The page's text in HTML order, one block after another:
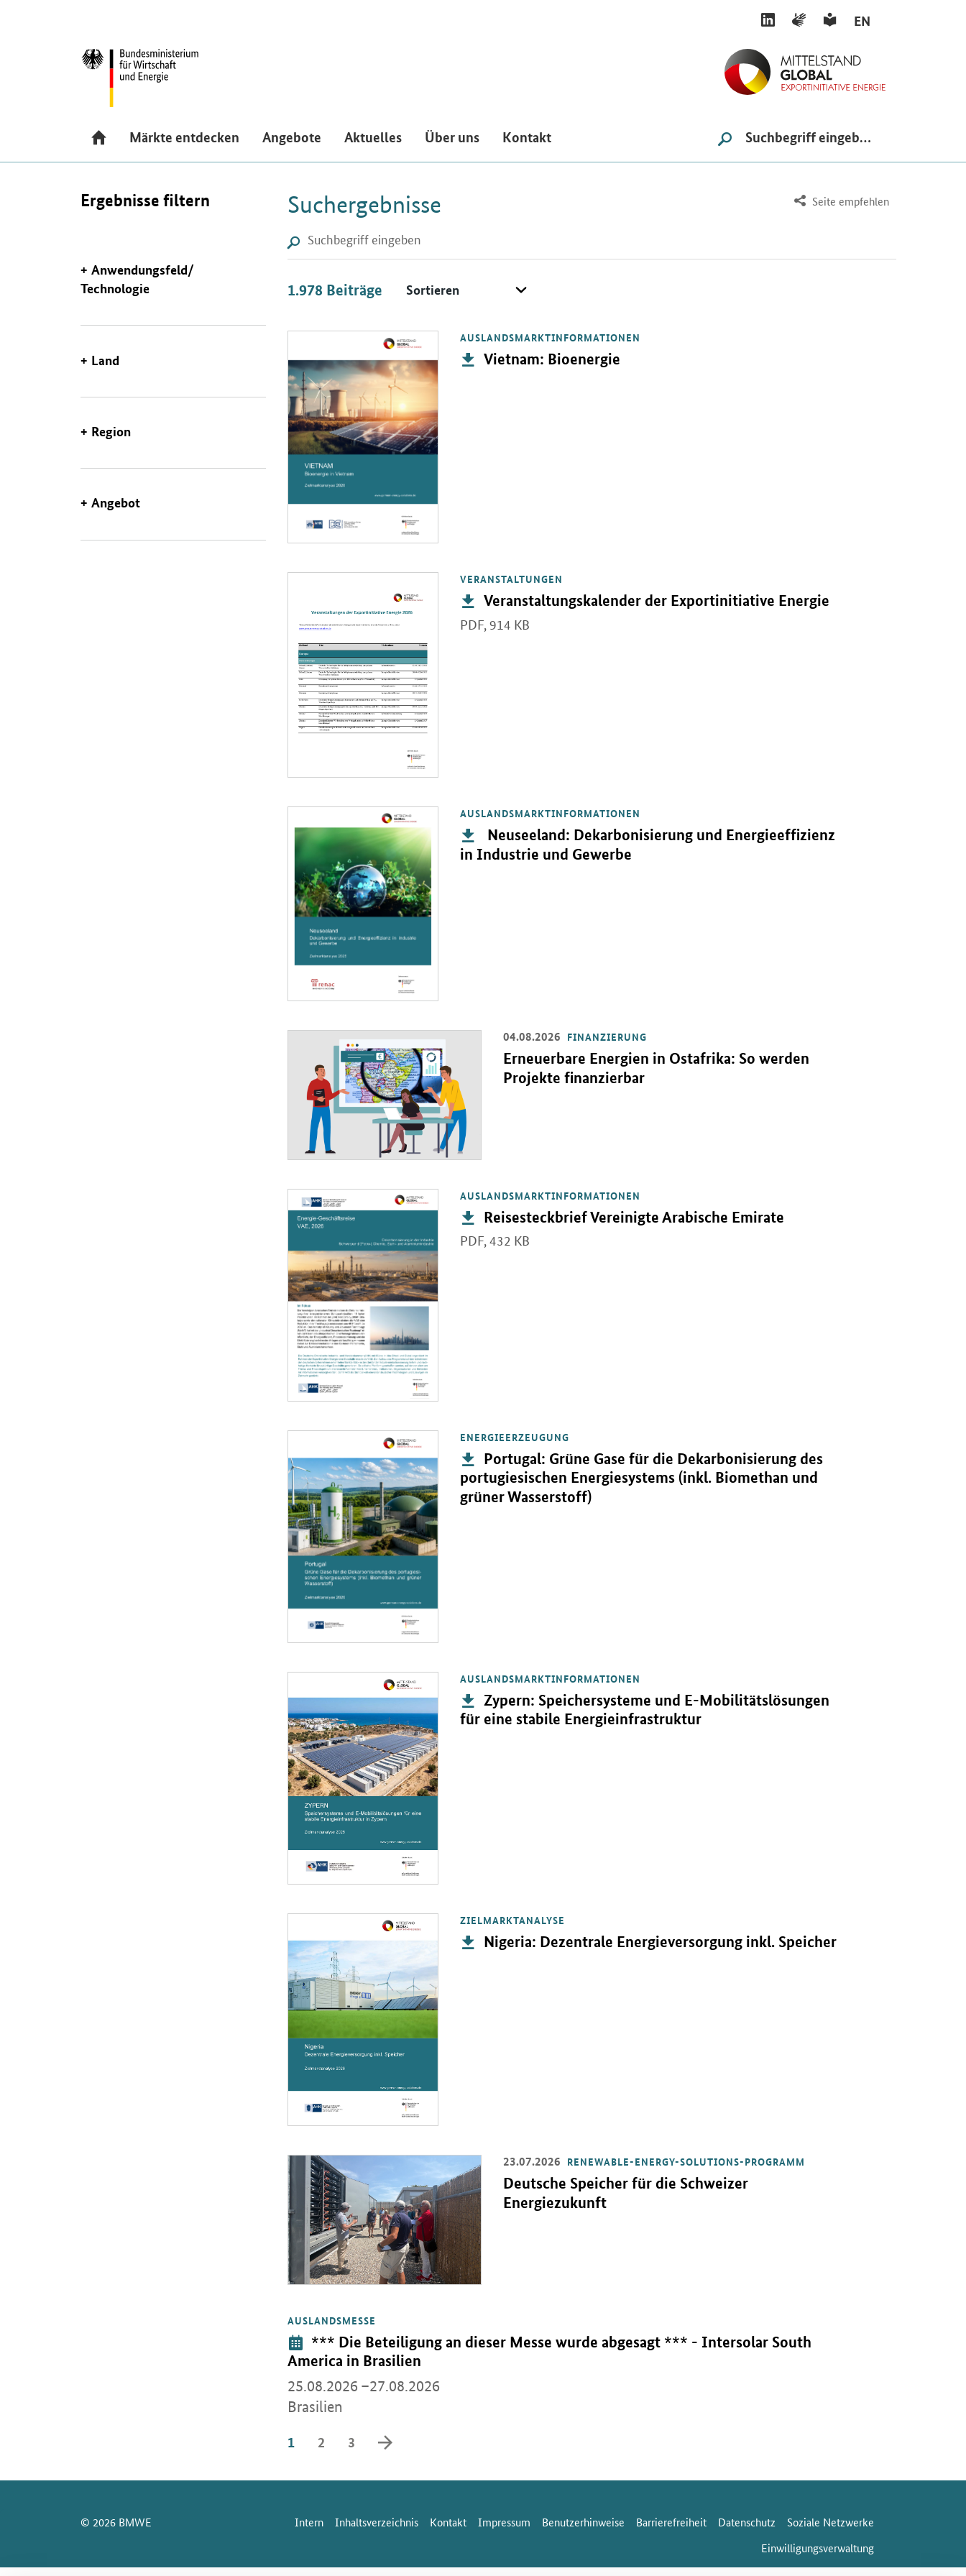
LINKEDIN
GEBÄRDENSPRACHE
LEICHTE SPRACHE
EN
Märkte entdecken Angebote Aktuelles Über uns Kontakt Suche
SUCHE STARTEN
Ergebnisse filtern
Anwendungsfeld/
Technologie
Land
Region
Angebot
Seite empfehlen
Suchergebnisse
Suchfeld
Lupensymbol für Listensuche
1.978 Beiträge
AUSLANDSMARKTINFORMATIONEN
Publikation:
Vietnam: Bioenergie
Öffnet PDF "Vietnam: Bioenergie" in neuem Fenster.
VERANSTALTUNGEN
Publikation:
Veranstaltungskalender der Exportinitiative Energie
PDF, 914 KB
Öffnet PDF "Veranstaltungskalender der Exportinitiative Energie" in neuem Fenster.
AUSLANDSMARKTINFORMATIONEN
Publikation:
Neuseeland: Dekarbonisierung und Energieeffizienz
in Industrie und Gewerbe
Öffnet PDF " Neuseeland: Dekarbonisierung und Energieeffizienz in Industrie und Gewerbe" in neuem Fenster.
04.08.2026 FINANZIERUNG
Erneuerbare Energien in Ostafrika: So werden
Projekte finanzierbar
Öffnet Einzelsicht
AUSLANDSMARKTINFORMATIONEN
Publikation:
Reisesteckbrief Vereinigte Arabische Emirate
PDF, 432 KB
Öffnet PDF "Reisesteckbrief Vereinigte Arabische Emirate" in neuem Fenster.
ENERGIEERZEUGUNG
Publikation:
Portugal: Grüne Gase für die Dekarbonisierung des
portugiesischen Energiesystems (inkl. Biomethan und
grüner Wasserstoff)
Öffnet PDF "Portugal: Grüne Gase für die Dekarbonisierung des portugiesischen Energiesystems (inkl. Biomethan und grüner Wasserstoff) " in
AUSLANDSMARKTINFORMATIONEN
Publikation:
Zypern: Speichersysteme und E-Mobilitätslösungen
für eine stabile Energieinfrastruktur
Öffnet PDF "Zypern: Speichersysteme und E-Mobilitätslösungen für eine stabile Energieinfrastruktur" in neuem Fenster.
ZIELMARKTANALYSE
Publikation:
Nigeria: Dezentrale Energieversorgung inkl. Speicher
Öffnet PDF "Nigeria: Dezentrale Energieversorgung inkl. Speicher" in neuem Fenster.
23.07.2026 RENEWABLE-ENERGY-SOLUTIONS-PROGRAMM
Deutsche Speicher für die Schweizer
Energiezukunft
Öffnet Einzelsicht
AUSLANDSMESSE
Veranstaltung:
*** Die Beteiligung an dieser Messe wurde abgesagt *** - Intersolar South
America in Brasilien
25.08.2026 –27.08.2026
Brasilien
Öffnet Einzelsicht
1 2 3 vorwärts blättern
SrOnlyServicemenü© 2026 BMWE Intern Inhaltsverzeichnis Kontakt Impressum Benutzerhinweise Barrierefreiheit Datenschutz
Soziale Netzwerke
Einwilligungsverwaltung